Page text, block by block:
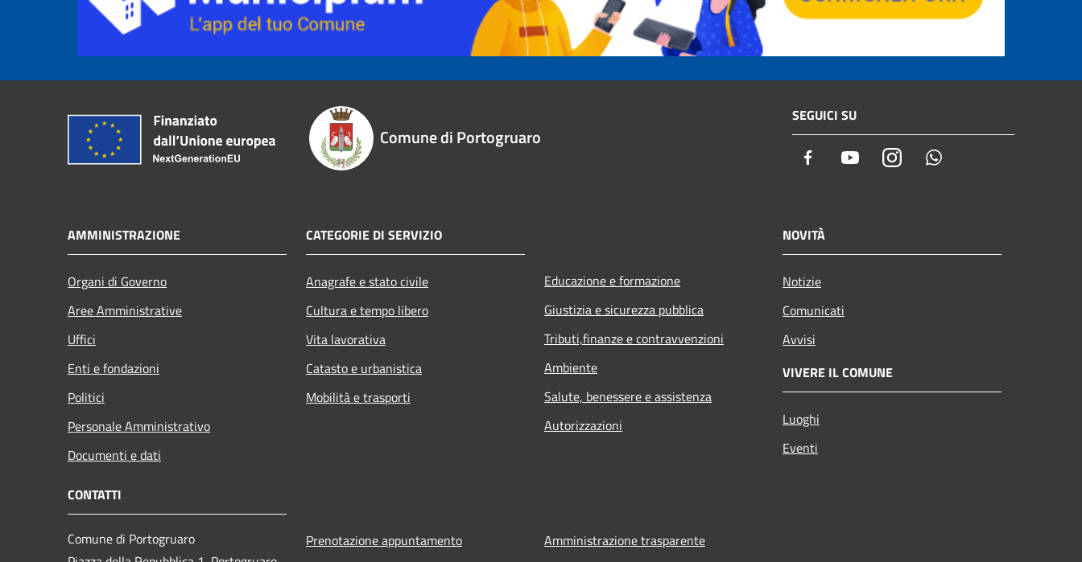
Comune di Portogruaro
SEGUICI SU
Facebook YoutubeInstagram
AMMINISTRAZIONE
Organi di Governo
Aree Amministrative
Uffici
Enti e fondazioni
Politici
Personale Amministrativo
Documenti e dati
CATEGORIE DI SERVIZIO
Anagrafe e stato civile
Cultura e tempo libero
Vita lavorativa
Catasto e urbanistica
Mobilità e trasporti
Educazione e formazione
Giustizia e sicurezza pubblica
Tributi,finanze e contravvenzioni
Ambiente
Salute, benessere e assistenza
Autorizzazioni
NOVITÀ
Notizie
Comunicati
Avvisi
VIVERE IL COMUNE
Luoghi
Eventi
CONTATTI
Comune di Portogruaro
Prenotazione appuntamento
Amministrazione trasparente